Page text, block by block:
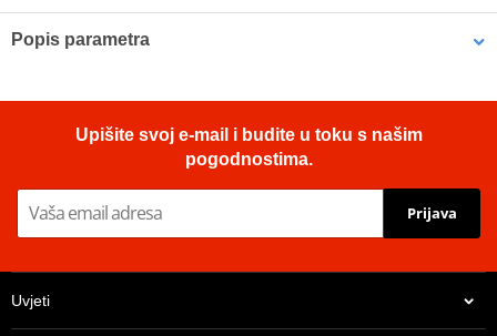
Popis parametra
Hiflofiltro air filters are manufactured to fit the factory air box and
are a direct replacement for original equipment filters. Top quality
powerflow filtering media, developed for modern high
performance engines.
Upišite svoj e-mail i budite u toku s našim
pogodnostima.
Prijava
Uvjeti